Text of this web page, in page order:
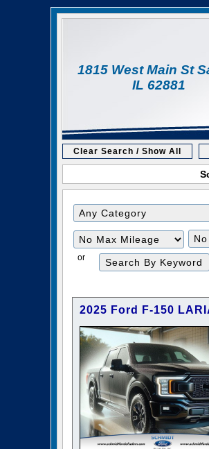
1815 West Main St
IL 62881
Clear Search / Show All
Filter
Mileage
or
2025 Ford F-150